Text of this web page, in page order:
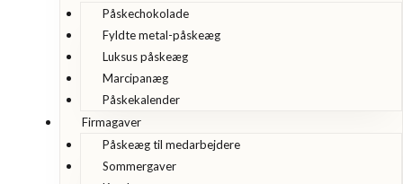
Påskechokolade
Fyldte metal-påskeæg
Luksus påskeæg
Marcipanæg
Påskekalender
Firmagaver
Påskeæg til medarbejdere
Sommergaver